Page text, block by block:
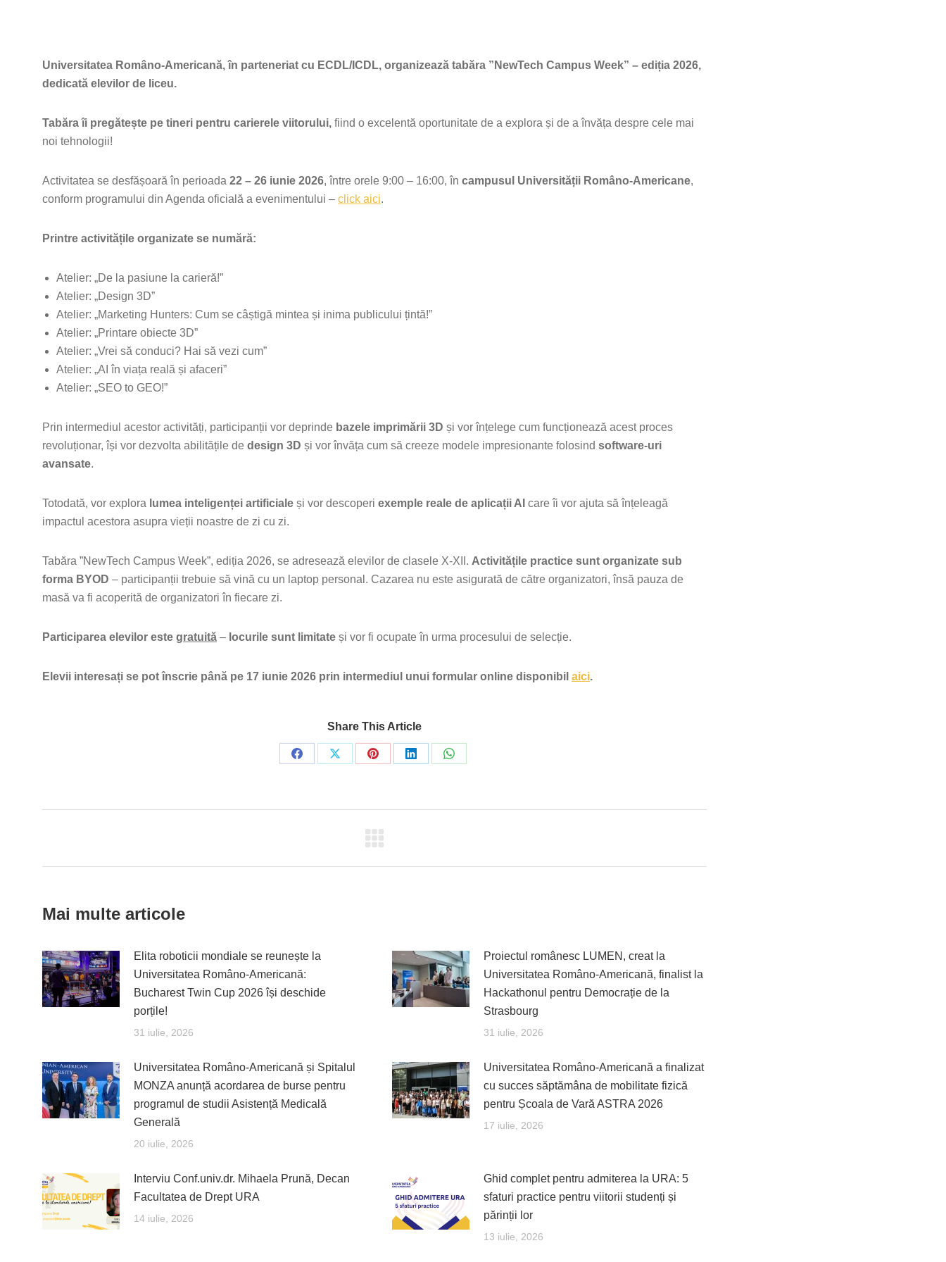
Universitatea Româno-Americană, în parteneriat cu ECDL/ICDL, organizează tabăra ”NewTech Campus Week” – ediția 2026,
dedicată elevilor de liceu.
Tabăra îi pregătește pe tineri pentru carierele viitorului, fiind o excelentă oportunitate de a explora și de a învăța despre cele mai
noi tehnologii!
Activitatea se desfășoară în perioada 22 – 26 iunie 2026, între orele 9:00 – 16:00, în campusul Universității Româno-Americane,
conform programului din Agenda oficială a evenimentului – click aici.
Printre activitățile organizate se numără:
Atelier: „De la pasiune la carieră!”
Atelier: „Design 3D”
Atelier: „Marketing Hunters: Cum se câștigă mintea și inima publicului țintă!”
Atelier: „Printare obiecte 3D”
Atelier: „Vrei să conduci? Hai să vezi cum”
Atelier: „AI în viața reală și afaceri”
Atelier: „SEO to GEO!”
Prin intermediul acestor activități, participanții vor deprinde bazele imprimării 3D și vor înțelege cum funcționează acest proces
revoluționar, își vor dezvolta abilitățile de design 3D și vor învăța cum să creeze modele impresionante folosind software-uri
avansate.
Totodată, vor explora lumea inteligenței artificiale și vor descoperi exemple reale de aplicații AI care îi vor ajuta să înțeleagă
impactul acestora asupra vieții noastre de zi cu zi.
Tabăra ”NewTech Campus Week”, ediția 2026, se adresează elevilor de clasele X-XII. Activitățile practice sunt organizate sub
forma BYOD – participanții trebuie să vină cu un laptop personal. Cazarea nu este asigurată de către organizatori, însă pauza de
masă va fi acoperită de organizatori în fiecare zi.
Participarea elevilor este gratuită – locurile sunt limitate și vor fi ocupate în urma procesului de selecție.
Elevii interesați se pot înscrie până pe 17 iunie 2026 prin intermediul unui formular online disponibil aici.
Share This Article
Share
Share
Share
Share
Share
Mai multe articole
Elita roboticii mondiale se reunește la
Universitatea Româno-Americană:
Bucharest Twin Cup 2026 își deschide
porțile!
31 iulie, 2026
Proiectul românesc LUMEN, creat la
Universitatea Româno-Americană, finalist la
Hackathonul pentru Democrație de la
Strasbourg
31 iulie, 2026
Universitatea Româno-Americană și Spitalul
MONZA anunță acordarea de burse pentru
programul de studii Asistență Medicală
Generală
20 iulie, 2026
Universitatea Româno-Americană a finalizat
cu succes săptămâna de mobilitate fizică
pentru Școala de Vară ASTRA 2026
17 iulie, 2026
Interviu Conf.univ.dr. Mihaela Prună, Decan
Facultatea de Drept URA
14 iulie, 2026
Ghid complet pentru admiterea la URA: 5
sfaturi practice pentru viitorii studenți și
părinții lor
13 iulie, 2026